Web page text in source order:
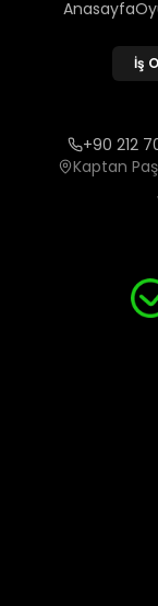
Anasayfa
İş
+90 212
Kaptan